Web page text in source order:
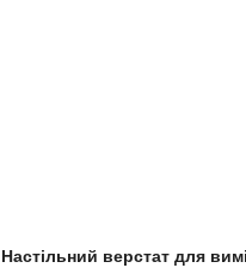
Настільний верстат для